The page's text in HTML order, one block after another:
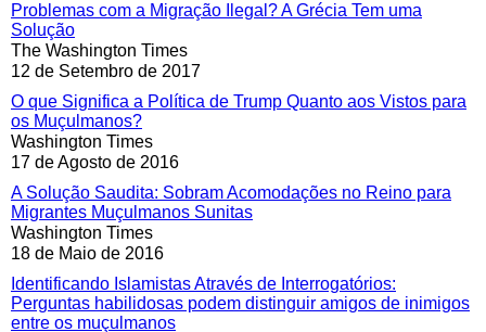
Problemas com a Migração Ilegal? A Grécia Tem uma
Solução
The Washington Times
12 de Setembro de 2017
O que Significa a Política de Trump Quanto aos Vistos para
os Muçulmanos?
Washington Times
17 de Agosto de 2016
A Solução Saudita: Sobram Acomodações no Reino para
Migrantes Muçulmanos Sunitas
Washington Times
18 de Maio de 2016
Identificando Islamistas Através de Interrogatórios:
Perguntas habilidosas podem distinguir amigos de inimigos
entre os muçulmanos